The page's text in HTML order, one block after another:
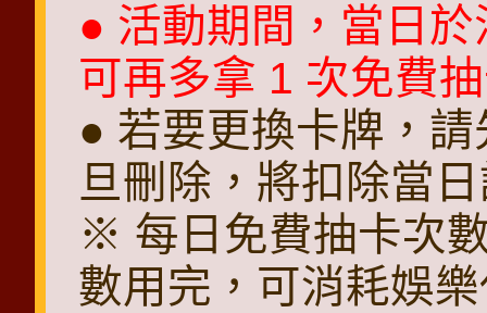
● 活動期間，當日
可再多拿 1 次免費
● 若要更換卡牌，
旦刪除，將扣除當
※ 每日免費抽卡次
數用完，可消耗娛